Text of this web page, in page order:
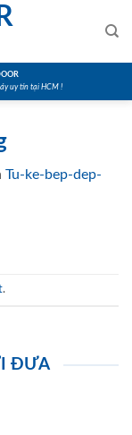
uy tín tại HCM !
Tu-ke-bep-dep-
.
ĐƯA